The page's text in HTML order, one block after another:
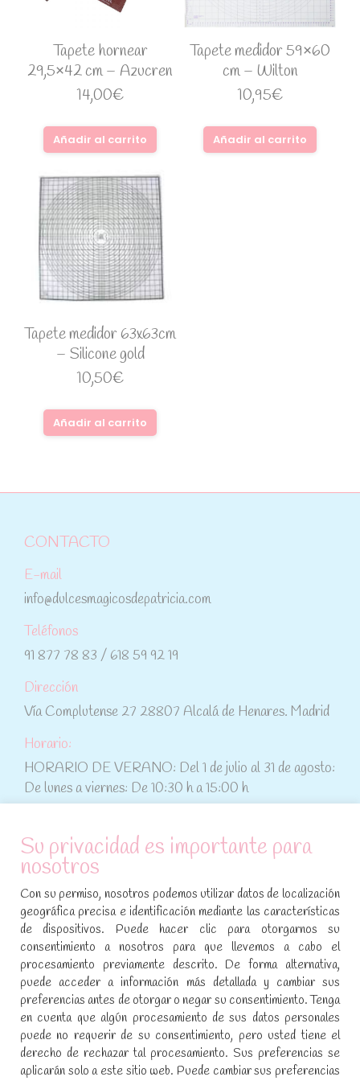
Tapete hornear
29,5×42 cm – Azucren
14,00€
Añadir al carrito
Tapete medidor 59×60
cm – Wilton
10,95€
Añadir al carrito
Tapete medidor 63x63cm
– Silicone gold
10,50€
Añadir al carrito
CONTACTO
E-mail
info@dulcesmagicosdepatricia.com
Teléfonos
91 877 78 83 / 618 59 92 19
Dirección
Vía Complutense 27 28807 Alcalá de Henares. Madrid
Horario:
HORARIO DE VERANO: Del 1 de julio al 31 de agosto:
De lunes a viernes: De 10:30 h a 15:00 h
ATENCIÓN AL CLIENTE
Condiciones de compra
Aviso legal y política de privacidad
Política de cookies
SÍGUENOS EN REDES SOCIALES
Encuéntranos en:
Facebook
page
opens
YouTube
page
opens
Instagram
page
opens
No te pierdas las promociones y novedades, suscríbete a
Su privacidad es importante para
nosotros
Con su permiso, nosotros podemos utilizar datos de localización
geográfica precisa e identificación mediante las características
de dispositivos. Puede hacer clic para otorgarnos su
consentimiento a nosotros para que llevemos a cabo el
procesamiento previamente descrito. De forma alternativa,
puede acceder a información más detallada y cambiar sus
preferencias antes de otorgar o negar su consentimiento. Tenga
en cuenta que algún procesamiento de sus datos personales
puede no requerir de su consentimiento, pero usted tiene el
derecho de rechazar tal procesamiento. Sus preferencias se
aplicarán solo a este sitio web. Puede cambiar sus preferencias